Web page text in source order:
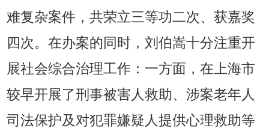
难复杂案件，共荣立三等功二次、获嘉奖
四次。在办案的同时，刘伯嵩十分注重开
展社会综合治理工作：一方面，在上海市
较早开展了刑事被害人救助、涉案老年人
司法保护及对犯罪嫌疑人提供心理救助等